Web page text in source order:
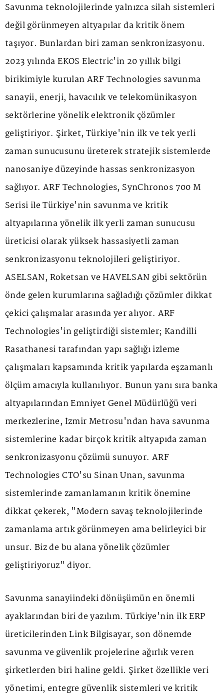
Savunma teknolojilerinde yalnızca silah sistemleri
değil görünmeyen altyapılar da kritik önem
taşıyor. Bunlardan biri zaman senkronizasyonu.
2023 yılında EKOS Electric'in 20 yıllık bilgi
birikimiyle kurulan ARF Technologies savunma
sanayii, enerji, havacılık ve telekomünikasyon
sektörlerine yönelik elektronik çözümler
geliştiriyor. Şirket, Türkiye'nin ilk ve tek yerli
zaman sunucusunu üreterek stratejik sistemlerde
nanosaniye düzeyinde hassas senkronizasyon
sağlıyor. ARF Technologies, SynChronos 700 M
Serisi ile Türkiye'nin savunma ve kritik
altyapılarına yönelik ilk yerli zaman sunucusu
üreticisi olarak yüksek hassasiyetli zaman
senkronizasyonu teknolojileri geliştiriyor.
ASELSAN, Roketsan ve HAVELSAN gibi sektörün
önde gelen kurumlarına sağladığı çözümler dikkat
çekici çalışmalar arasında yer alıyor. ARF
Technologies'in geliştirdiği sistemler; Kandilli
Rasathanesi tarafından yapı sağlığı izleme
çalışmaları kapsamında kritik yapılarda eşzamanlı
ölçüm amacıyla kullanılıyor. Bunun yanı sıra banka
altyapılarından Emniyet Genel Müdürlüğü veri
merkezlerine, İzmir Metrosu'ndan hava savunma
sistemlerine kadar birçok kritik altyapıda zaman
senkronizasyonu çözümü sunuyor. ARF
Technologies CTO'su Sinan Unan, savunma
sistemlerinde zamanlamanın kritik önemine
dikkat çekerek, "Modern savaş teknolojilerinde
zamanlama artık görünmeyen ama belirleyici bir
unsur. Biz de bu alana yönelik çözümler
geliştiriyoruz" diyor.
Savunma sanayiindeki dönüşümün en önemli
ayaklarından biri de yazılım. Türkiye'nin ilk ERP
üreticilerinden Link Bilgisayar, son dönemde
savunma ve güvenlik projelerine ağırlık veren
şirketlerden biri haline geldi. Şirket özellikle veri
yönetimi, entegre güvenlik sistemleri ve kritik